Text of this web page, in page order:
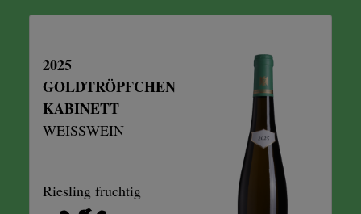
2025
GOLDTRÖPFCHEN
KABINETT
WEISSWEIN
Riesling fruchtig